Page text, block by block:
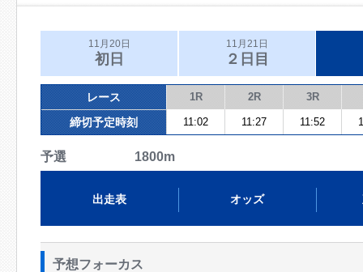
11月20日
初日
11月21日
２日目
レース 1R 2R 3R
締切予定時刻 11:02 11:27 11:52
予選 1800m
出走表 オッズ
予想フォーカス